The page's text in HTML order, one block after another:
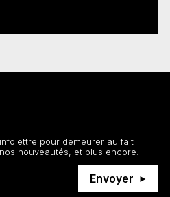
pour demeurer au fait
nouveautés, et plus encore.
Envoyer